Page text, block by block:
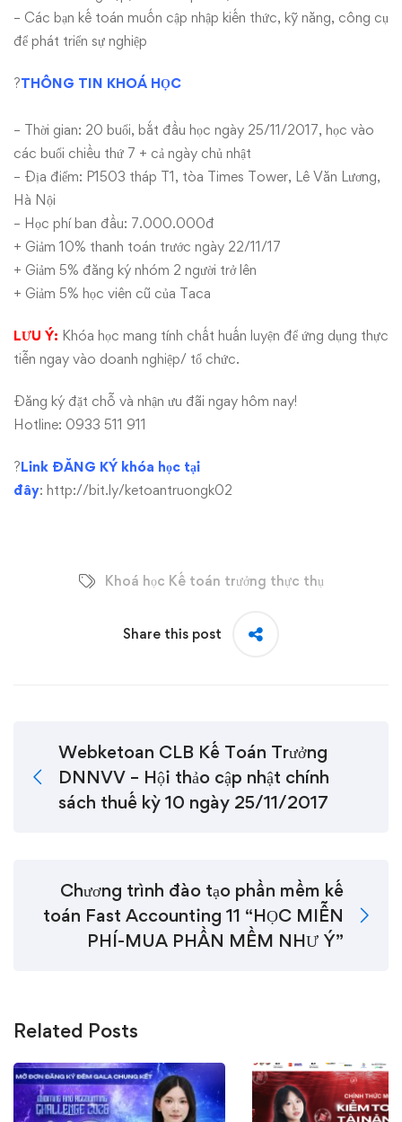
– Các bạn kế toán muốn cập nhập kiến thức, kỹ năng, công cụ
để phát triển sự nghiệp
?THÔNG TIN KHOÁ HỌC
– Thời gian: 20 buổi, bắt đầu học ngày 25/11/2017, học vào
các buổi chiều thứ 7 + cả ngày chủ nhật
– Địa điểm: P1503 tháp T1, tòa Times Tower, Lê Văn Lương,
Hà Nội
– Học phí ban đầu: 7.000.000đ
+ Giảm 10% thanh toán trước ngày 22/11/17
+ Giảm 5% đăng ký nhóm 2 người trở lên
+ Giảm 5% học viên cũ của Taca
LƯU Ý: Khóa học mang tính chất huấn luyện để ứng dụng thực
tiễn ngay vào doanh nghiệp/ tổ chức.
Đăng ký đặt chỗ và nhận ưu đãi ngay hôm nay!
Hotline: 0933 511 911
?Link ĐĂNG KÝ khóa học tại
đây: http://bit.ly/ketoantruongk02
Khoá học Kế toán trưởng thực thụ
Share this post
Webketoan CLB Kế Toán Trưởng
DNNVV – Hội thảo cập nhật chính
sách thuế kỳ 10 ngày 25/11/2017
Chương trình đào tạo phần mềm kế
toán Fast Accounting 11 “HỌC MIỄN
PHÍ-MUA PHẦN MỀM NHƯ Ý”
Related Posts